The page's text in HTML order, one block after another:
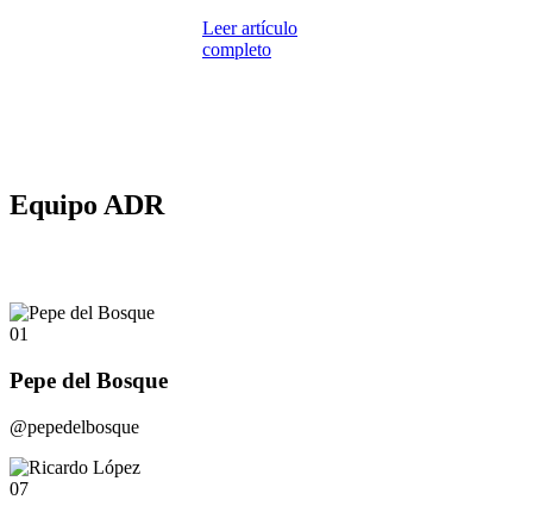
Leer artículo
completo
Equipo ADR
01
Pepe del Bosque
@pepedelbosque
07